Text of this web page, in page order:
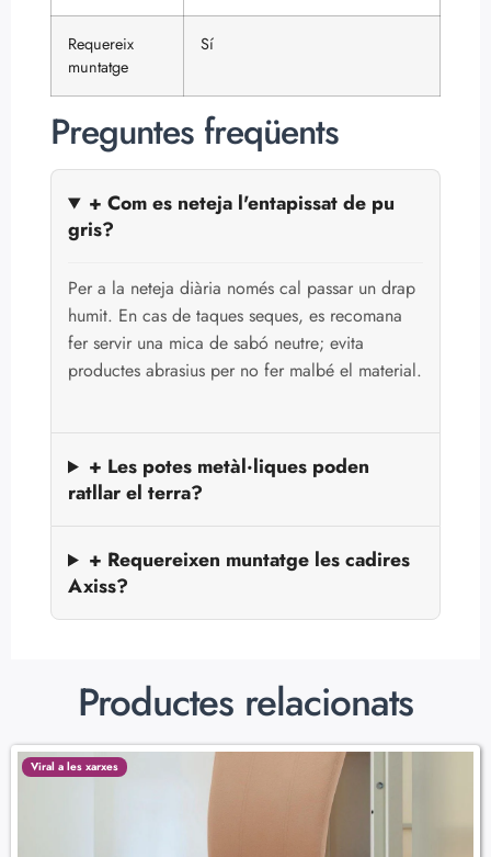
Requereix
muntatge
Sí
Preguntes freqüents
+ Com es neteja l'entapissat de pu
gris?
Per a la neteja diària només cal passar un drap
humit. En cas de taques seques, es recomana
fer servir una mica de sabó neutre; evita
productes abrasius per no fer malbé el material.
+ Les potes metàl·liques poden
ratllar el terra?
+ Requereixen muntatge les cadires
Axiss?
Productes relacionats
Viral a les xarxes